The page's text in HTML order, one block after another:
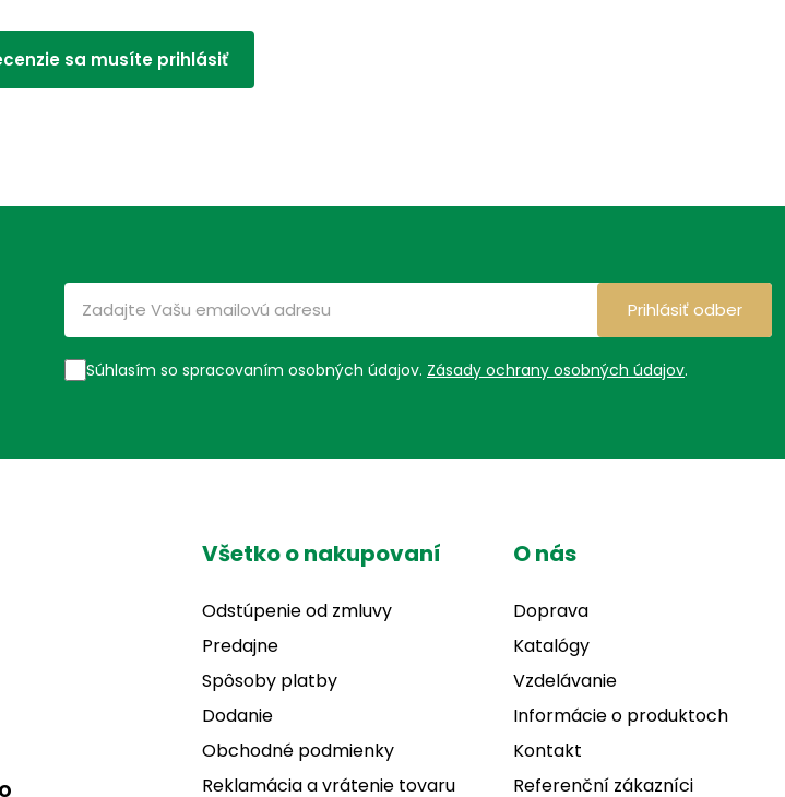
sa musíte prihlásiť
Súhlasím so spracovaním osobných údajov. Zásady ochrany osobných údajov.
Prihlásiť odber
Všetko o nakupovaní
Odstúpenie od zmluvy
Predajne
Spôsoby platby
Dodanie
Obchodné podmienky
Reklamácia a vrátenie tovaru
O nás
Doprava
Katalógy
Vzdelávanie
Informácie o produktoch
Kontakt
Referenční zákazníci